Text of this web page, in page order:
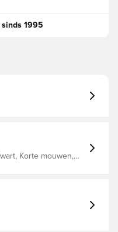
1995
Korte mouwen,